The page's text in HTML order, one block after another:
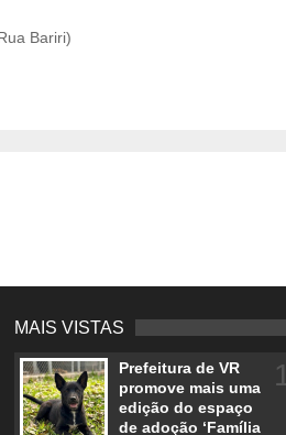
Bariri)
MAIS VISTAS
Prefeitura de VR
promove mais uma
edição do espaço
de adoção ‘Família